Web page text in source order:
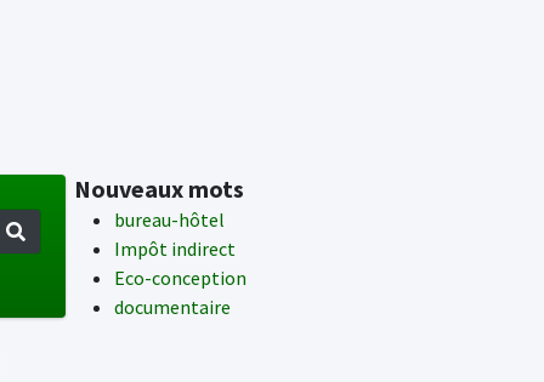
Nouveaux mots
bureau-hôtel
Impôt indirect
Eco-conception
documentaire